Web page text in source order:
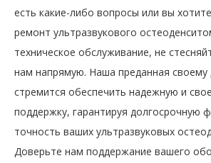
есть какие-либо вопросы или вы
ремонт ультразвукового
техническое обслуживание, не
нам напрямую. Наша преданная своему
стремится обеспечить надежную и
поддержку, гарантируя долгосрочную
точность ваших ультразвуковых
Доверьте нам поддержание вашего